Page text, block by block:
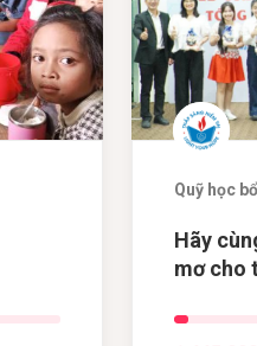
Quỹ học
Hãy
mơ cho